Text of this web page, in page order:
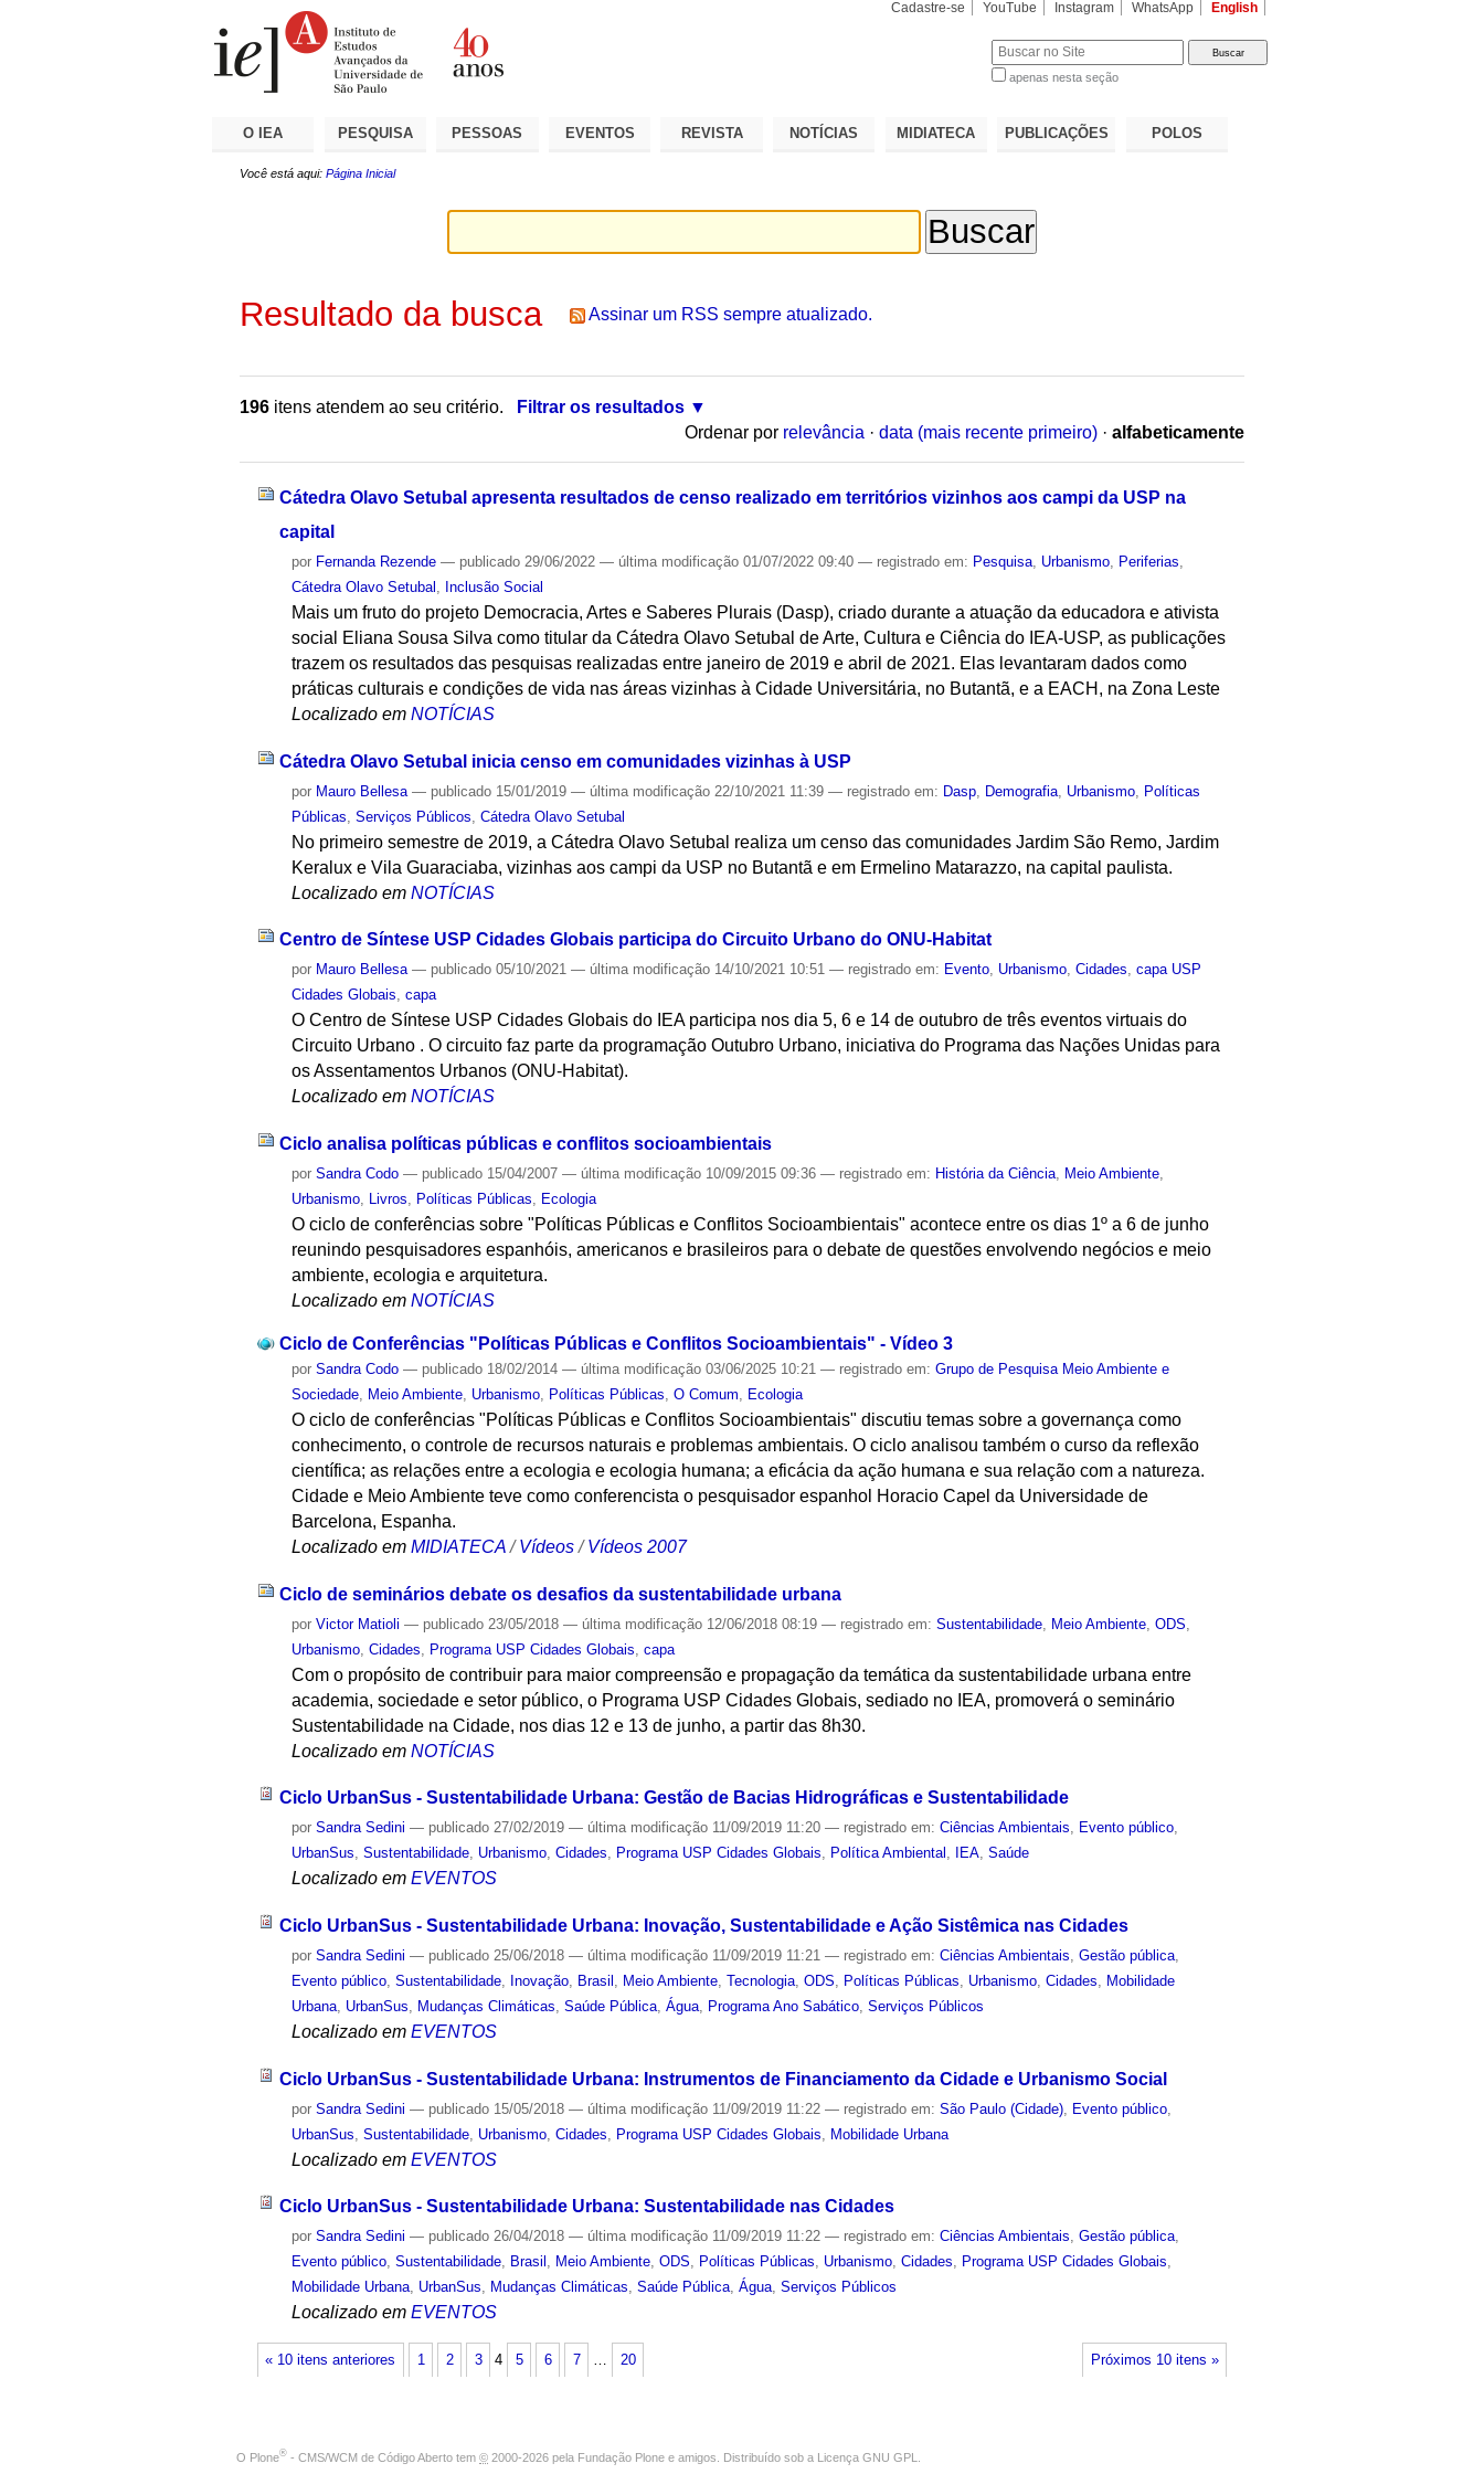
Cadastre-se YouTube Instagram WhatsApp English
apenas nesta seção
O IEA PESQUISA PESSOAS EVENTOS REVISTA NOTÍCIAS MIDIATECA PUBLICAÇÕES POLOS
Você está aqui: Página Inicial
Resultado da busca Assinar um RSS sempre atualizado.
196 itens atendem ao seu critério.
Filtrar os resultados
Ordenar por relevância · data (mais recente primeiro) · alfabeticamente
Cátedra Olavo Setubal apresenta resultados de censo realizado em territórios vizinhos aos campi da USP na
capital
por Fernanda Rezende — publicado 29/06/2022— última modificação 01/07/2022 09:40— registrado em: Pesquisa Urbanismo Periferias
Cátedra Olavo Setubal
Inclusão Social
Mais um fruto do projeto Democracia, Artes e Saberes Plurais (Dasp), criado durante a atuação da educadora e ativista
social Eliana Sousa Silva como titular da Cátedra Olavo Setubal de Arte, Cultura e Ciência do IEA-USP, as publicações
trazem os resultados das pesquisas realizadas entre janeiro de 2019 e abril de 2021. Elas levantaram dados como
práticas culturais e condições de vida nas áreas vizinhas à Cidade Universitária, no Butantã, e a EACH, na Zona Leste
Localizado em NOTÍCIAS
Cátedra Olavo Setubal inicia censo em comunidades vizinhas à USP
por Mauro Bellesa — publicado 15/01/2019— última modificação 22/10/2021 11:39— registrado em: Dasp Demografia Urbanismo Políticas
Públicas ,Serviços Públicos ,Cátedra Olavo Setubal
No primeiro semestre de 2019, a Cátedra Olavo Setubal realiza um censo das comunidades Jardim São Remo, Jardim
Keralux e Vila Guaraciaba, vizinhas aos campi da USP no Butantã e em Ermelino Matarazzo, na capital paulista.
Localizado em NOTÍCIAS
Centro de Síntese USP Cidades Globais participa do Circuito Urbano do ONU-Habitat
por Mauro Bellesa — publicado 05/10/2021— última modificação 14/10/2021 10:51— registrado em: Evento, Urbanismo,Cidades,capa USP
Cidades Globais,capa
O Centro de Síntese USP Cidades Globais do IEA participa nos dia 5, 6 e 14 de outubro de três eventos virtuais do
Circuito Urbano . O circuito faz parte da programação Outubro Urbano, iniciativa do Programa das Nações Unidas para
os Assentamentos Urbanos (ONU-Habitat).
Localizado em NOTÍCIAS
Ciclo analisa políticas públicas e conflitos socioambientais
porSandra Codo — publicado 15/04/2007— última modificação 10/09/2015 09:36— registrado em: História da Ciência, Meio Ambiente,
Urbanismo, Livros, Políticas Públicas, Ecologia
O ciclo de conferências sobre "Políticas Públicas e Conflitos Socioambientais" acontece entre os dias 1º a 6 de junho
reunindo pesquisadores espanhóis, americanos e brasileiros para o debate de questões envolvendo negócios e meio
ambiente, ecologia e arquitetura.
Localizado em NOTÍCIAS
Ciclo de Conferências "Políticas Públicas e Conflitos Socioambientais" - Vídeo 3
porSandra Codo — publicado 18/02/2014— última modificação 03/06/2025 10:21— registrado em:Grupo de Pesquisa Meio Ambiente e
Sociedade
Meio Ambiente Urbanismo Políticas Públicas ,O Comum Ecologia
O ciclo de conferências "Políticas Públicas e Conflitos Socioambientais" discutiu temas sobre a governança como
conhecimento, o controle de recursos naturais e problemas ambientais. O ciclo analisou também o curso da reflexão
científica; as relações entre a ecologia e ecologia humana; a eficácia da ação humana e sua relação com a natureza.
Cidade e Meio Ambiente teve como conferencista o pesquisador espanhol Horacio Capel da Universidade de
Barcelona, Espanha.
Localizado em MIDIATECA /Vídeos /Vídeos 2007
Ciclo de seminários debate os desafios da sustentabilidade urbana
porVictor Matioli — publicado 23/05/2018— última modificação 12/06/2018 08:19— registrado em:Sustentabilidade Meio Ambiente ,ODS
Urbanismo ,Cidades Programa USP Cidades Globais ,capa
Com o propósito de contribuir para maior compreensão e propagação da temática da sustentabilidade urbana entre
academia, sociedade e setor público, o Programa USP Cidades Globais, sediado no IEA, promoverá o seminário
Sustentabilidade na Cidade, nos dias 12 e 13 de junho, a partir das 8h30.
Localizado em NOTÍCIAS
Ciclo UrbanSus - Sustentabilidade Urbana: Gestão de Bacias Hidrográficas e Sustentabilidade
porSandra Sedini — publicado 27/02/2019— última modificação 11/09/2019 11:20— registrado em:Ciências Ambientais, Evento público,
UrbanSus,Sustentabilidade, Urbanismo,Cidades, Programa USP Cidades Globais, Política Ambiental , IEA,Saúde
Localizado em EVENTOS
Ciclo UrbanSus - Sustentabilidade Urbana: Inovação, Sustentabilidade e Ação Sistêmica nas Cidades
porSandra Sedini — publicado 25/06/2018— última modificação 11/09/2019 11:21— registrado em:Ciências Ambientais ,Gestão pública
Evento público ,Sustentabilidade Inovação Brasil Meio Ambiente ,Tecnologia ,ODS Políticas Públicas Urbanismo ,Cidades
Mobilidade
Urbana UrbanSus Mudanças Climáticas ,Saúde Pública ,Água Programa Ano Sabático ,Serviços Públicos
Localizado em EVENTOS
Ciclo UrbanSus - Sustentabilidade Urbana: Instrumentos de Financiamento da Cidade e Urbanismo Social
porSandra Sedini — publicado 15/05/2018— última modificação 11/09/2019 11:22— registrado em:São Paulo (Cidade) Evento público
UrbanSus ,Sustentabilidade Urbanismo ,Cidades Programa USP Cidades Globais Mobilidade Urbana
Localizado em EVENTOS
Ciclo UrbanSus - Sustentabilidade Urbana: Sustentabilidade nas Cidades
porSandra Sedini — publicado 26/04/2018— última modificação 11/09/2019 11:22— registrado em:Ciências Ambientais,Gestão pública,
Evento público,Sustentabilidade, Brasil , Meio Ambiente,ODS, Políticas Públicas, Urbanismo,Cidades, Programa USP Cidades Globais,
Mobilidade Urbana, UrbanSus, Mudanças Climáticas,Saúde Pública,Água,Serviços Públicos
Localizado em EVENTOS
« 10 itens anteriores Próximos 10 itens »
1 2 3 4 5 6 7 20
O Plone® - CMS/WCM de Código Aberto tem © 2000-2026 pela Fundação Plone e amigos. Distribuído sob a Licença GNU GPL